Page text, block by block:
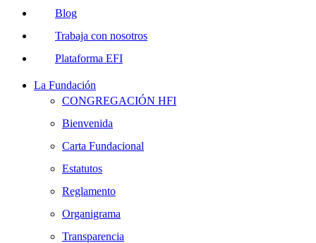
Blog
Trabaja con nosotros
Plataforma EFI
La Fundación
CONGREGACIÓN HFI
Bienvenida
Carta Fundacional
Estatutos
Reglamento
Organigrama
Transparencia